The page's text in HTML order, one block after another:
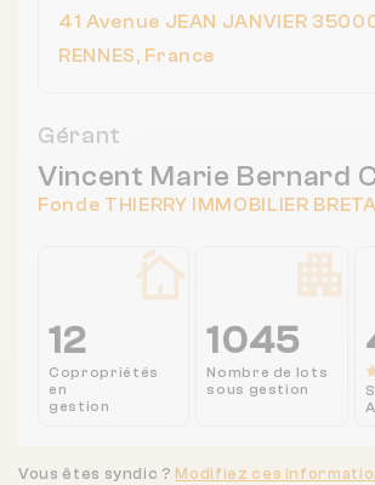
41 Avenue JEAN JANVIER
RENNES, France
Gérant
Vincent Marie Bernard
Fonde THIERRY IMMOBILIER
12
Copropriétés
en
gestion
1045
Nombre de lots
sous gestion
Vous êtes syndic ? Modifiez ces